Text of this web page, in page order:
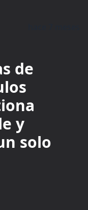
de
y
solo